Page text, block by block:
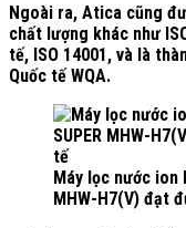
Ngoài ra, Atica cũng
chất lượng khác như
tế, ISO 14001, và là
Quốc tế WQA.
Máy lọc nước ion
MHW-H7(V) đạt